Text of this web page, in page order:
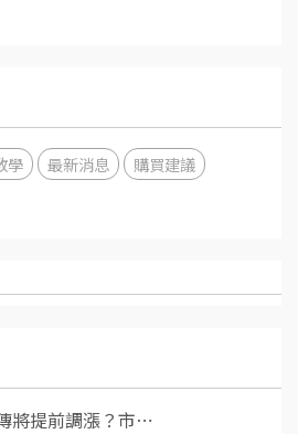
學 最新消息
購買建議
將提前調漲？市⋯